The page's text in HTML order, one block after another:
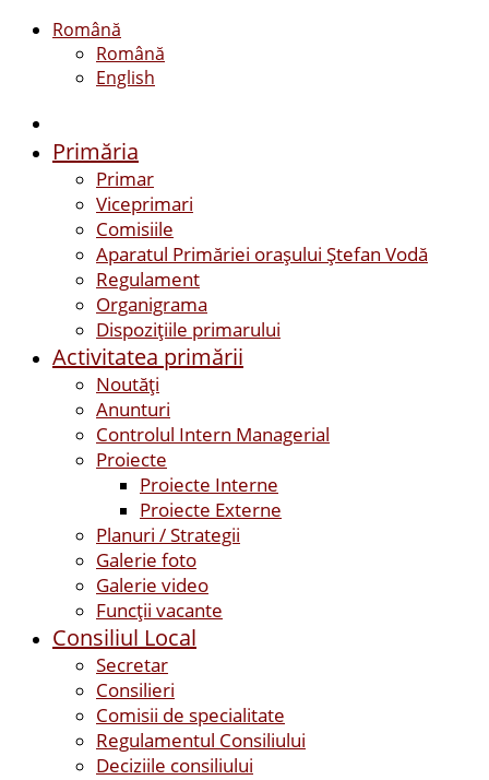
Română
Română
English
Primăria
Primar
Viceprimari
Comisiile
Aparatul Primăriei orașului Ștefan Vodă
Regulament
Organigrama
Dispozițiile primarului
Activitatea primării
Noutăți
Anunturi
Controlul Intern Managerial
Proiecte
Proiecte Interne
Proiecte Externe
Planuri / Strategii
Galerie foto
Galerie video
Funcții vacante
Consiliul Local
Secretar
Consilieri
Comisii de specialitate
Regulamentul Consiliului
Deciziile consiliului